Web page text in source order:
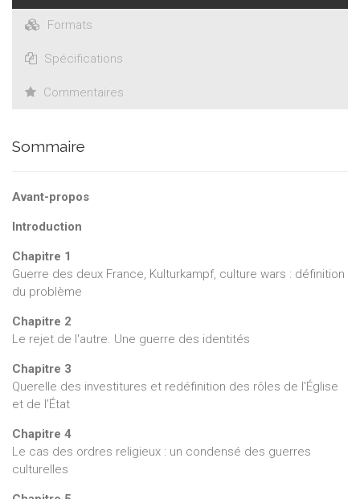
Formats
Spécifications
Commentaires
Sommaire
Avant-propos
Introduction
Chapitre 1
Guerre des deux France, Kulturkampf, culture wars : définition
du problème
Chapitre 2
Le rejet de l'autre. Une guerre des identités
Chapitre 3
Querelle des investitures et redéfinition des rôles de l'Église
et de l’État
Chapitre 4
Le cas des ordres religieux : un condensé des guerres
culturelles